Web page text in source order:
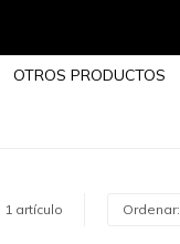
OTROS PRODUCTOS
1 artículo